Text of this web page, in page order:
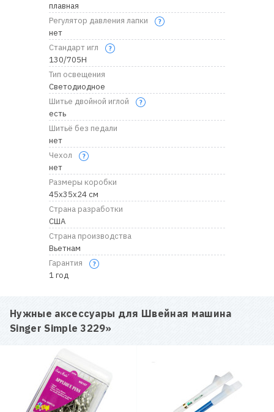
плавная
Регулятор давления лапки
нет
Стандарт игл
130/705H
Тип освещения
Светодиодное
Шитье двойной иглой
есть
Шитьё без педали
нет
Чехол
нет
Размеры коробки
45х35х24 см
Страна разработки
CША
Страна производства
Вьетнам
Гарантия
1 год
Нужные аксессуары для Швейная машина
Singer Simple 3229»